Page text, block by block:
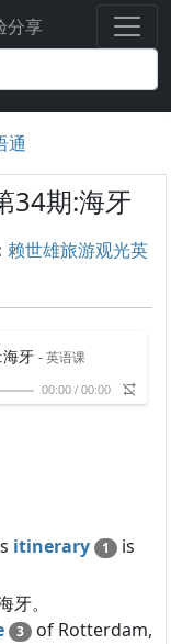
分享
通
34期:海牙
赖世雄旅游观光英
海牙 - 英语课
00:00 / 00:00
itinerary 1
is
。
3
of Rotterdam,